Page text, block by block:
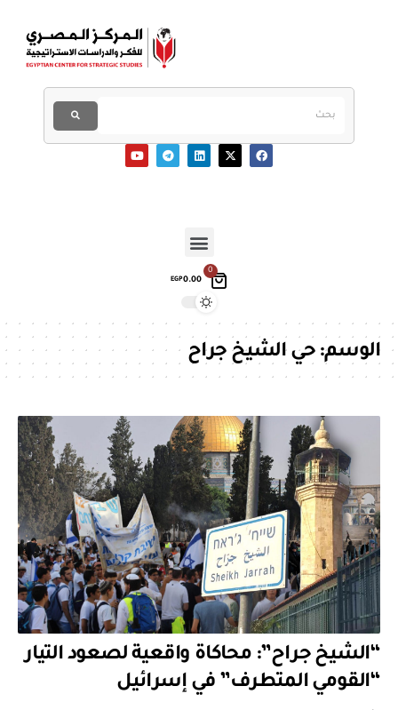
0
EGP0.00
الوسم:حي الشيخ جراح
“الشيخ جراح”: محاكاة واقعية لصعود التيار
“القومي المتطرف” في إسرائيل